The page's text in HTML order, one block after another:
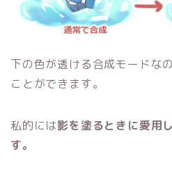
下の色が透ける合成モードな
ことができます。
私的には影を塗るときに愛用
す。